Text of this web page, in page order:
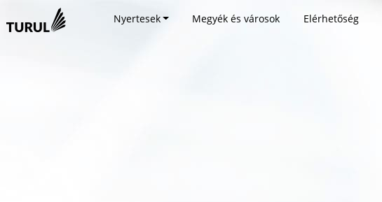
Nyertesek Megyék és városok Elérhetőség